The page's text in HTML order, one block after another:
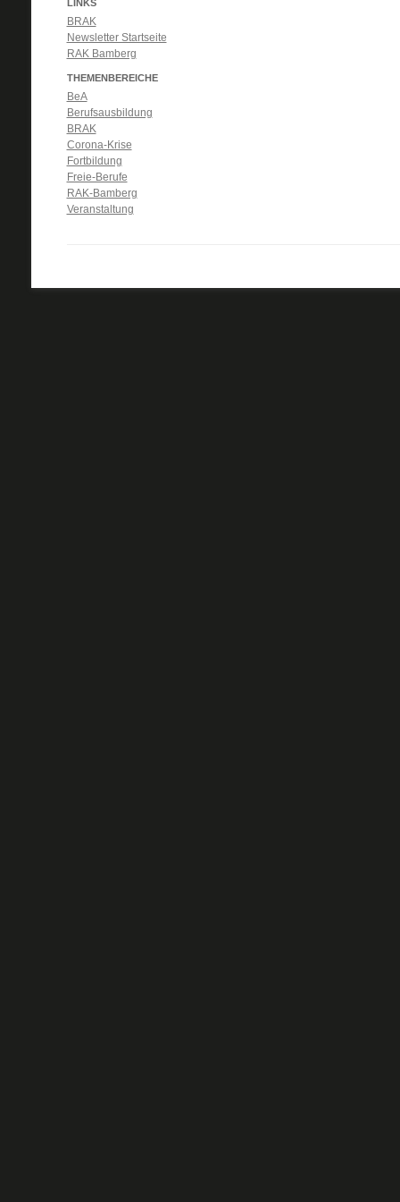
LINKS
BRAK
Newsletter Startseite
RAK Bamberg
THEMENBEREICHE
BeA
Berufsausbildung
BRAK
Corona-Krise
Fortbildung
Freie-Berufe
RAK-Bamberg
Veranstaltung